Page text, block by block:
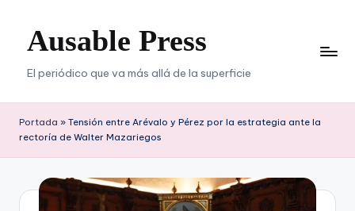
contenido
Ausable Press
El periódico que va más allá de la superficie
Portada » Tensión entre Arévalo y Pérez por la estrategia ante la
rectoría de Walter Mazariegos